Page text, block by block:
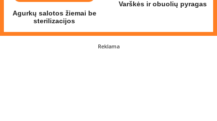
Agurkų salotos žiemai be
sterilizacijos
Varškės ir obuolių pyragas
Reklama